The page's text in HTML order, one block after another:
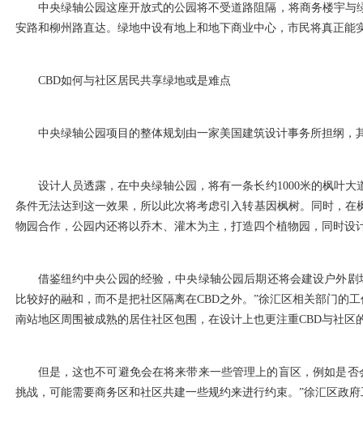
中央绿轴公园这座开放式的公园将不受道路阻隔，将商务楼宇
安路和柳州路直达。绿地中设有地上和地下商业中心，市民将真正能
CBD如何与社区居民共享绿地或是难点
中央绿轴公园项目的整体规划由一家美国建筑设计事务所担纲，
设计人员透露，在中央绿轴公园，将有一条长约1000米的枫叶
条件无法达到这一效果，所以此次将考虑引入转基因枫树。同时，
物园合作，公园内还将以乔木、灌木为主，打造四个植物园，同时
借鉴纽约中央公园的经验，中央绿轴公园后期还将会建设户外
比较好的融和，而不是把社区隔离在CBD之外。”徐汇区相关部门的
南站地区周围被成熟的居住社区包围，在设计上也更注重CBD与社区
但是，这也不可避免会在将来带来一些管理上的盲区，例如是
挑战，可能需要商务区和社区共建一些规约来进行约束。”徐汇区政